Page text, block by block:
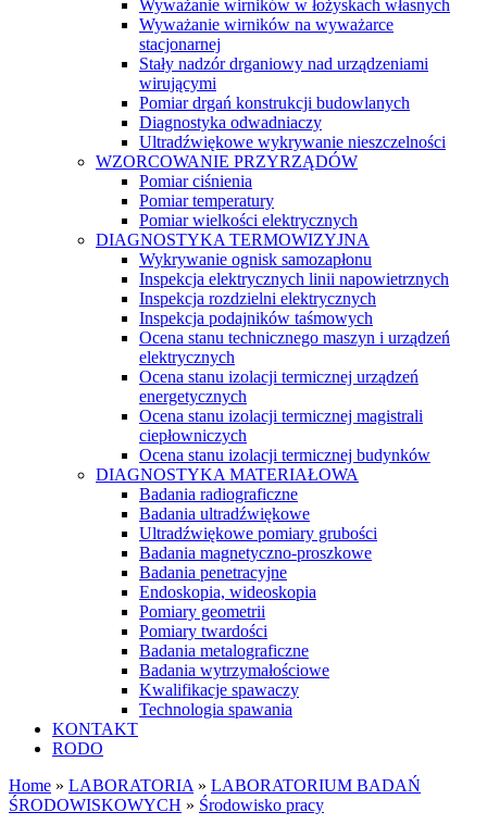
Wyważanie wirników w łożyskach własnych
Wyważanie wirników na wyważarce
stacjonarnej
Stały nadzór drganiowy nad urządzeniami
wirującymi
Pomiar drgań konstrukcji budowlanych
Diagnostyka odwadniaczy
Ultradźwiękowe wykrywanie nieszczelności
WZORCOWANIE PRZYRZĄDÓW
Pomiar ciśnienia
Pomiar temperatury
Pomiar wielkości elektrycznych
DIAGNOSTYKA TERMOWIZYJNA
Wykrywanie ognisk samozapłonu
Inspekcja elektrycznych linii napowietrznych
Inspekcja rozdzielni elektrycznych
Inspekcja podajników taśmowych
Ocena stanu technicznego maszyn i urządzeń
elektrycznych
Ocena stanu izolacji termicznej urządzeń
energetycznych
Ocena stanu izolacji termicznej magistrali
ciepłowniczych
Ocena stanu izolacji termicznej budynków
DIAGNOSTYKA MATERIAŁOWA
Badania radiograficzne
Badania ultradźwiękowe
Ultradźwiękowe pomiary grubości
Badania magnetyczno-proszkowe
Badania penetracyjne
Endoskopia, wideoskopia
Pomiary geometrii
Pomiary twardości
Badania metalograficzne
Badania wytrzymałościowe
Kwalifikacje spawaczy
Technologia spawania
KONTAKT
RODO
Home » LABORATORIA » LABORATORIUM BADAŃ
ŚRODOWISKOWYCH » Środowisko pracy